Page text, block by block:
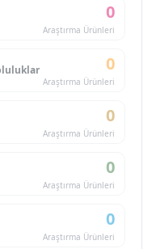
0
Araştırma Ürünleri
0
Araştırma Ürünleri
0
Araştırma Ürünleri
0
Araştırma Ürünleri
0
Araştırma Ürünleri